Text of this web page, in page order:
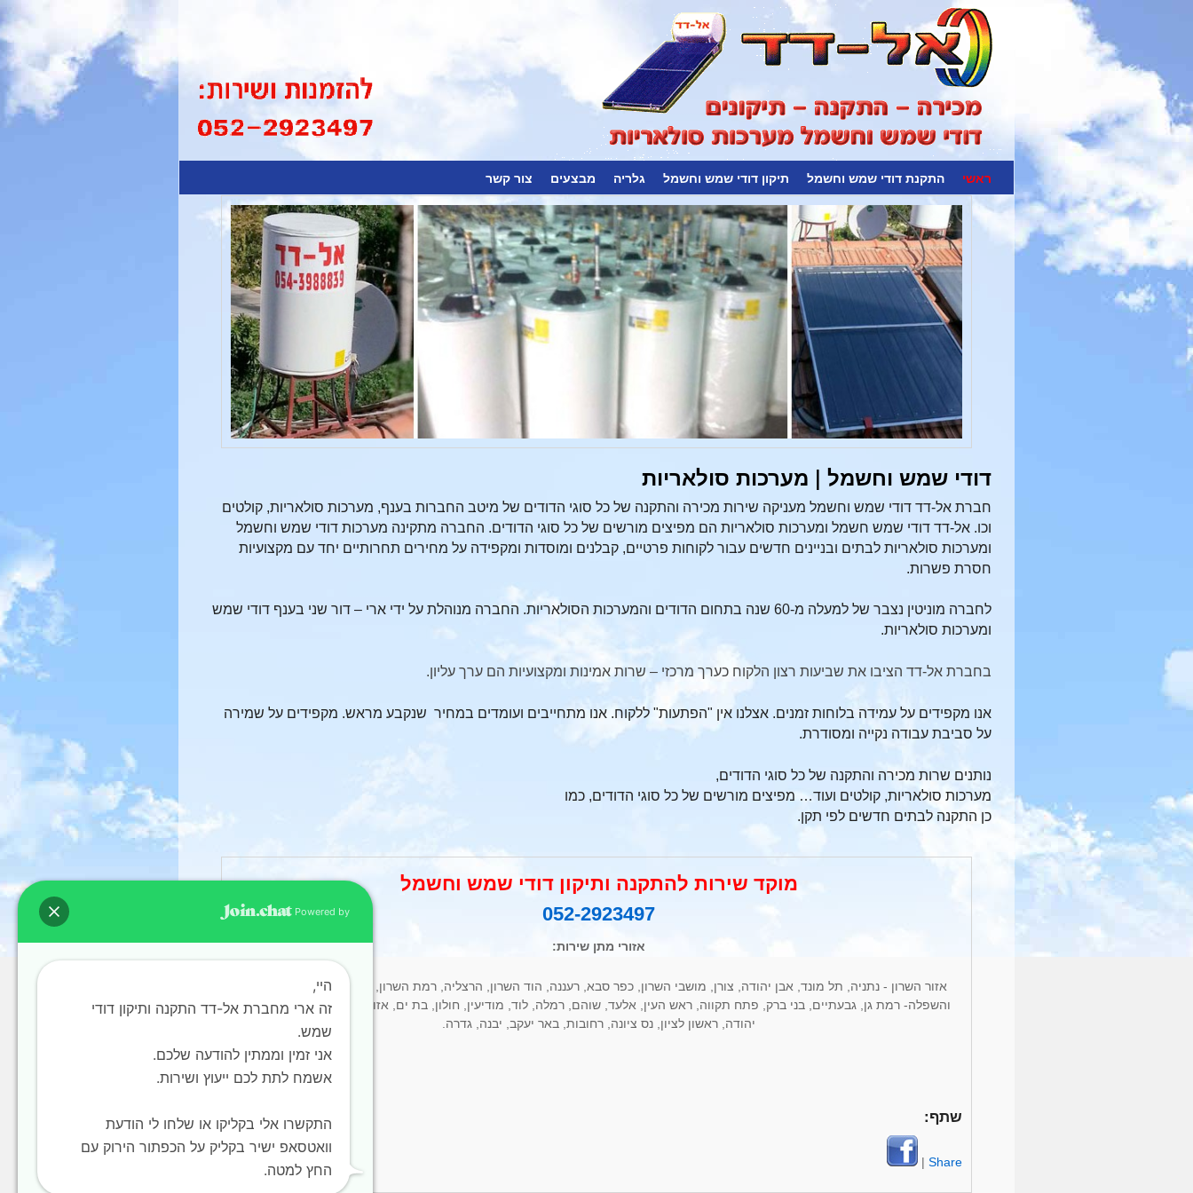
ראשי התקנת דודי שמש וחשמל תיקון דודי שמש וחשמל גלריה מבצעים צור קשר
דודי שמש וחשמל | מערכות סולאריות
חברת אל-דד דודי שמש וחשמל מעניקה שירות מכירה והתקנה של כל סוגי הדודים של מיטב החברות בענף, מערכות סולאריות, קולטים
וכו. אל-דד דודי שמש חשמל ומערכות סולאריות הם מפיצים מורשים של כל סוגי הדודים. החברה מתקינה מערכות דודי שמש וחשמל
ומערכות סולאריות לבתים ובניינים חדשים עבור לקוחות פרטיים, קבלנים ומוסדות ומקפידה על מחירים תחרותיים יחד עם מקצועיות
חסרת פשרות.
לחברה מוניטין נצבר של למעלה מ-60 שנה בתחום
הדודים והמערכות הסולאריות. החברה מנוהלת על ידי ארי – דור שני בענף דודי שמש
ומערכות סולאריות.
בחברת אל-דד הציבו את שביעות רצון הלקוח כערך מרכזי – שרות אמינות ומקצועיות הם ערך עליון.
אנו מקפידים על עמידה בלוחות זמנים. אצלנו אין "הפתעות" ללקוח. אנו מתחייבים ועומדים במחיר שנקבע מראש. מקפידים על שמירה
על סביבת עבודה נקייה ומסודרת.
נותנים שרות מכירה והתקנה של כל סוגי הדודים,
מערכות סולאריות, קולטים ועוד… מפיצים מורשים של כל סוגי הדודים, כמו
כן התקנה לבתים חדשים לפי תקן.
מוקד שירות להתקנה ותיקון דודי שמש וחשמל
052-2923497
אזורי מתן שירות:
אזור השרון - נתניה, תל מונד, אבן יהודה, צורן, מושבי השרון, כפר סבא, רעננה, הוד השרון, הרצליה, רמת השרון, תל אביב, גוש דן המרכז
והשפלה- רמת גן, גבעתיים, בני ברק, פתח תקווה, ראש העין, אלעד, שוהם, רמלה, לוד, מודיעין, חולון, בת ים, אזור, יהוד, נווה מונוסון, אור
יהודה, ראשון לציון, נס ציונה, רחובות, באר יעקב, יבנה, גדרה.
שתף:
Share
|
Powered by
היי,
זה ארי מחברת אל-דד התקנה ותיקון דודי
שמש.
אני זמין וממתין להודעה שלכם.
אשמח לתת לכם ייעוץ ושירות.
התקשרו אלי בקליקו או שלחו לי הודעת
וואטסאפ ישיר בקליק על הכפתור הירוק עם
החץ למטה.